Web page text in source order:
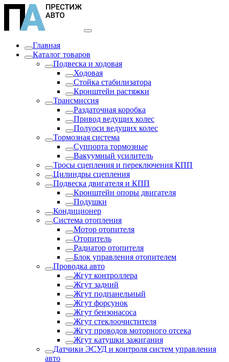
Главная
Каталог товаров
Подвеска и ходовая
Ходовая
Стойка стабилизатора
Кронштейн растяжки
Трансмиссия
Раздаточная коробка
Привод ведущих колес
Полуоси ведущих колес
Тормозная система
Суппорта тормозные
Вакуумный усилитель
Тросы сцепления и переключения КПП
Цилиндры сцепления
Подвеска двигателя и КПП
Кронштейн опоры двигателя
Подушки
Кондиционер
Система отопления
Мотор отопителя
Отопитель
Радиатор отопителя
Блок управления отопителем
Проводка авто
Жгут контроллера
Жгут задний
Жгут подпанельный
Жгут форсунок
Жгут бензонасоса
Жгут стеклоочистителя
Жгут проводов моторного отсека
Жгут катушки зажигания
Датчики ЭСУД и контроля систем управления
авто